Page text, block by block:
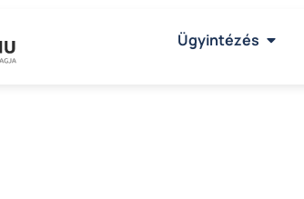
Ügyintézés